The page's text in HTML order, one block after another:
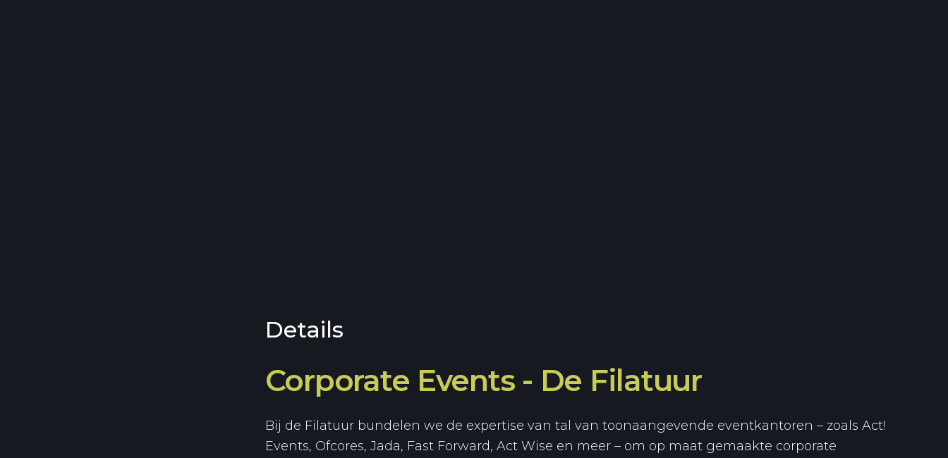
Corporate Events - De Filatuur
Details
Bij de Filatuur bundelen we de expertise van tal van toonaangevende eventkantoren – zoals Act!
Events, Ofcores, Jada, Fast Forward, Act Wise en meer – om op maat gemaakte corporate